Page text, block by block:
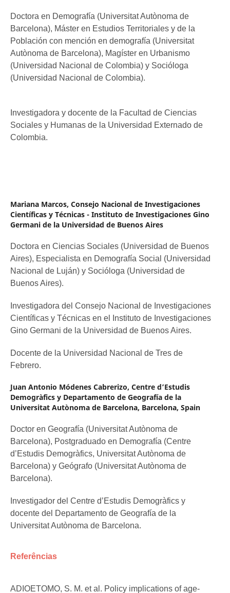
Doctora en Demografía (Universitat Autònoma de
Barcelona), Máster en Estudios Territoriales y de la
Población con mención en demografía (Universitat
Autònoma de Barcelona), Magíster en Urbanismo
(Universidad Nacional de Colombia) y Socióloga
(Universidad Nacional de Colombia).
Investigadora y docente de la Facultad de Ciencias
Sociales y Humanas de la Universidad Externado de
Colombia.
Mariana Marcos, Consejo Nacional de Investigaciones
Científicas y Técnicas - Instituto de Investigaciones Gino
Germani de la Universidad de Buenos Aires
Doctora en Ciencias Sociales (Universidad de Buenos
Aires), Especialista en Demografía Social (Universidad
Nacional de Luján) y Socióloga (Universidad de
Buenos Aires).
Investigadora del Consejo Nacional de Investigaciones
Científicas y Técnicas en el Instituto de Investigaciones
Gino Germani de la Universidad de Buenos Aires.
Docente de la Universidad Nacional de Tres de
Febrero.
Juan Antonio Módenes Cabrerizo, Centre d’Estudis
Demogràfics y Departamento de Geografía de la
Universitat Autònoma de Barcelona, Barcelona, Spain
Doctor en Geografía (Universitat Autònoma de
Barcelona), Postgraduado en Demografía (Centre
d’Estudis Demogràfics, Universitat Autònoma de
Barcelona) y Geógrafo (Universitat Autònoma de
Barcelona).
Investigador del Centre d’Estudis Demogràfics y
docente del Departamento de Geografía de la
Universitat Autònoma de Barcelona.
Referências
ADIOETOMO, S. M. et al. Policy implications of age-